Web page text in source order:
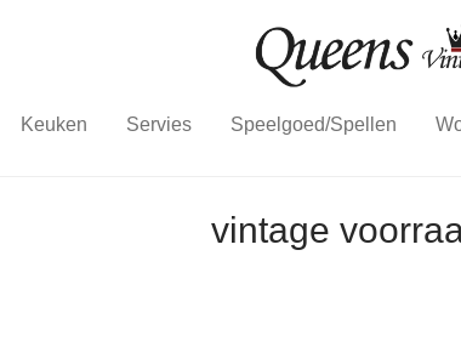
Keuken Servies Speelgoed/Spellen
vintage